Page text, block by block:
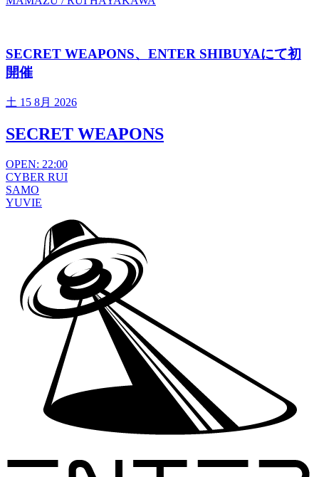
SECRET WEAPONS、ENTER SHIBUYAにて初
開催
土 15 8月 2026
SECRET WEAPONS
OPEN: 22:00
CYBER RUI
SAMO
YUVIE